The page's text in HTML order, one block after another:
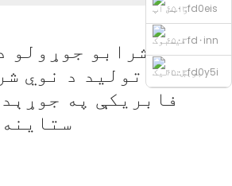
واټس اپ
فیسبوک
برېښنالیک
ولېږئ
تلیفون
د شرابو جوړولو
تولید د نوي
فابریکې په
ستاینه